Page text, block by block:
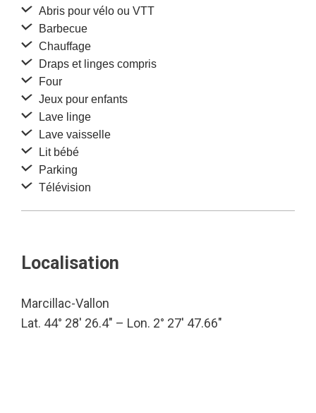
Abris pour vélo ou VTT
Barbecue
Chauffage
Draps et linges compris
Four
Jeux pour enfants
Lave linge
Lave vaisselle
Lit bébé
Parking
Télévision
Localisation
Marcillac-Vallon
Lat. 44° 28′ 26.4″ – Lon. 2° 27′ 47.66″